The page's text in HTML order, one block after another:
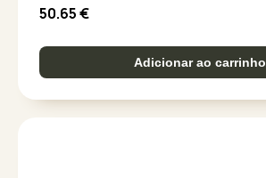
50.65€
Adicionar ao carrinho